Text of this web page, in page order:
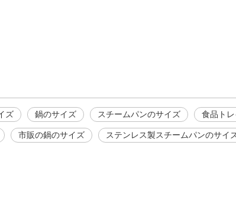
ズ 鍋のサイズ スチームパンのサイズ 食品ト
市販の鍋のサイズ ステンレス製スチームパンのサイ